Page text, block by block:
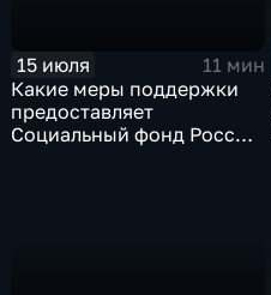
15 июля
11 мин
Какие меры поддержки
предоставляет
Социальный фонд России